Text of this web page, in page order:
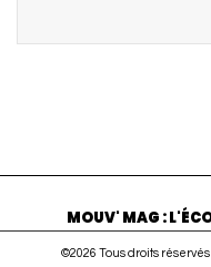
MOUV' MAG :
©2026 Tous droits